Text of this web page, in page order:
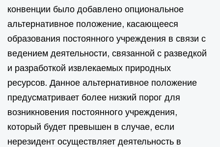
конвенции было добавлено опциональное
альтернативное положение, касающееся
образования постоянного учреждения в связи с
ведением деятельности, связанной с разведкой
и разработкой извлекаемых природных
ресурсов. Данное альтернативное положение
предусматривает более низкий порог для
возникновения постоянного учреждения,
который будет превышен в случае, если
нерезидент осуществляет деятельность в